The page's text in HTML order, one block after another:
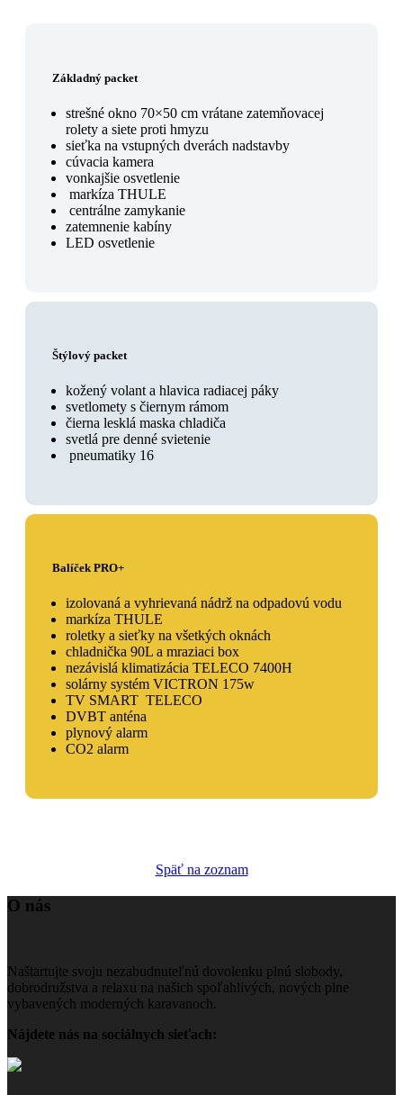
Základný packet
strešné okno 70×50 cm vrátane zatemňovacej
rolety a siete proti hmyzu
sieťka na vstupných dverách nadstavby
cúvacia kamera
vonkajšie osvetlenie
markíza THULE
centrálne zamykanie
zatemnenie kabíny
LED osvetlenie
Štýlový packet
kožený volant a hlavica radiacej páky
svetlomety s čiernym rámom
čierna lesklá maska chladiča
svetlá pre denné svietenie
pneumatiky 16
Balíček PRO+
izolovaná a vyhrievaná nádrž na odpadovú vodu
markíza THULE
roletky a sieťky na všetkých oknách
chladnička 90L a mraziaci box
nezávislá klimatizácia TELECO 7400H
solárny systém VICTRON 175w
TV SMART TELECO
DVBT anténa
plynový alarm
CO2 alarm
Späť na zoznam
O nás
Naštartujte svoju nezabudnuteľnú dovolenku plnú slobody,
dobrodružstva a relaxu na našich spoľahlivých, nových plne
vybavených moderných karavanoch.
Nájdete nás na sociálnych sieťach: